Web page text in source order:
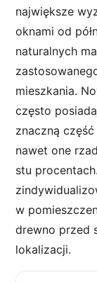
największe
oknami od
naturalnych
mieszkania.
często
znaczną
nawet one
stu
w
drewno przed
lokalizacji.